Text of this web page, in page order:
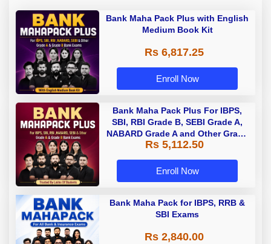
Bank Maha Pack Plus with English
Medium Book Kit
Rs 6,817.25
Enroll Now
Bank Maha Pack Plus For IBPS,
SBI, RBI Grade B, SEBI Grade A,
NABARD Grade A and Other Grade
A & Grade B Bank Exams
Rs 5,112.50
Enroll Now
Bank Maha Pack for IBPS, RRB &
SBI Exams
Rs 2,840.00